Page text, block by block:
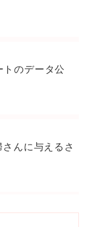
のデータ公
んに与えるさ